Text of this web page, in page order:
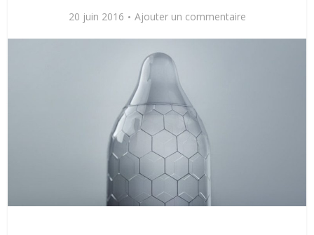
20 juin 2016 Ajouter un commentaire